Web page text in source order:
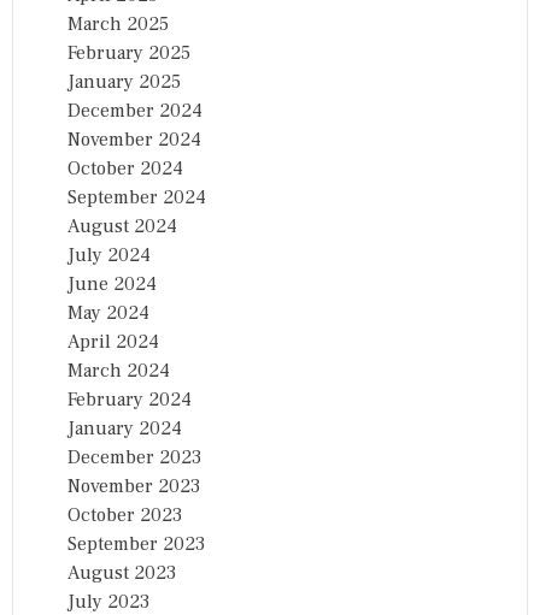
March 2025
February 2025
January 2025
December 2024
November 2024
October 2024
September 2024
August 2024
July 2024
June 2024
May 2024
April 2024
March 2024
February 2024
January 2024
December 2023
November 2023
October 2023
September 2023
August 2023
July 2023